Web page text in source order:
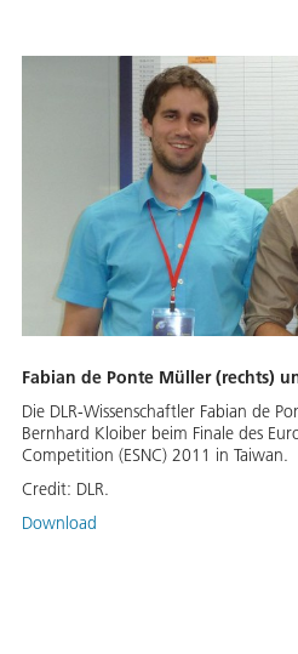
Fabian de Ponte Müller (rechts)
Die DLR-Wissenschaftler Fabian de
Bernhard Kloiber beim Finale des
Competition (ESNC) 2011 in Taiwan.
Credit: DLR.
Download